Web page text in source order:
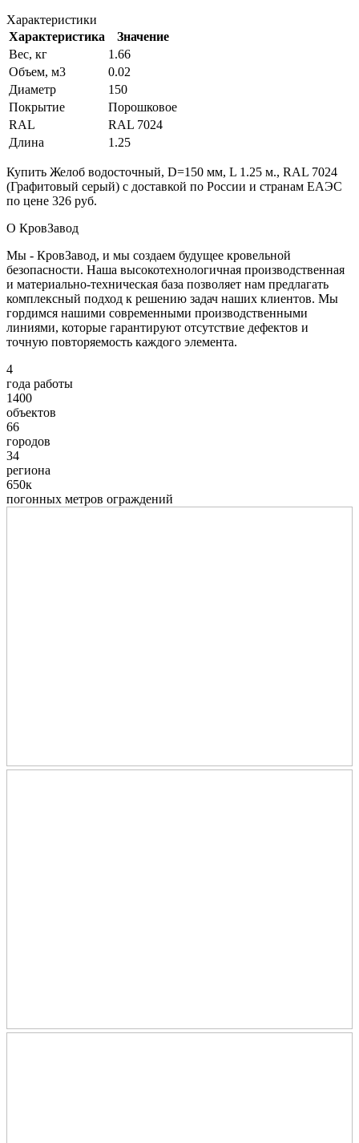
Характеристики
Характеристика
Значение
Вес, кг
1.66
Объем, м3
0.02
Диаметр
150
Покрытие
Порошковое
RAL
RAL 7024
Длина
1.25
Купить Желоб водосточный, D=150 мм, L 1.25 м., RAL 7024
(Графитовый серый) с доставкой по России и странам ЕАЭС
по цене 326 руб.
О КровЗавод
Мы - КровЗавод, и мы создаем будущее кровельной
безопасности. Наша высокотехнологичная производственная
и материально-техническая база позволяет нам предлагать
комплексный подход к решению задач наших клиентов. Мы
гордимся нашими современными производственными
линиями, которые гарантируют отсутствие дефектов и
точную повторяемость каждого элемента.
4
года работы
1400
объектов
66
городов
34
региона
650к
погонных метров ограждений